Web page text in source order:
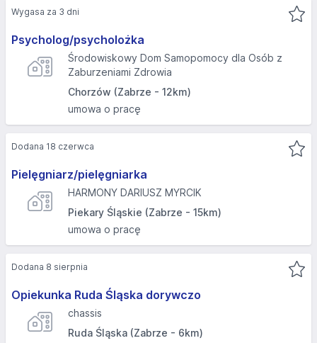
Psycholog/psycholożka
Środowiskowy Dom Samopomocy dla Osób z
Zaburzeniami Zdrowia
Chorzów (Zabrze - 12km)
umowa o pracę
Wygasa za 3 dni
Pielęgniarz/pielęgniarka
HARMONY DARIUSZ MYRCIK
Piekary Śląskie (Zabrze - 15km)
umowa o pracę
Dodana 18 czerwca
Opiekunka Ruda Śląska dorywczo
chassis
Ruda Śląska (Zabrze - 6km)
Dodana 8 sierpnia